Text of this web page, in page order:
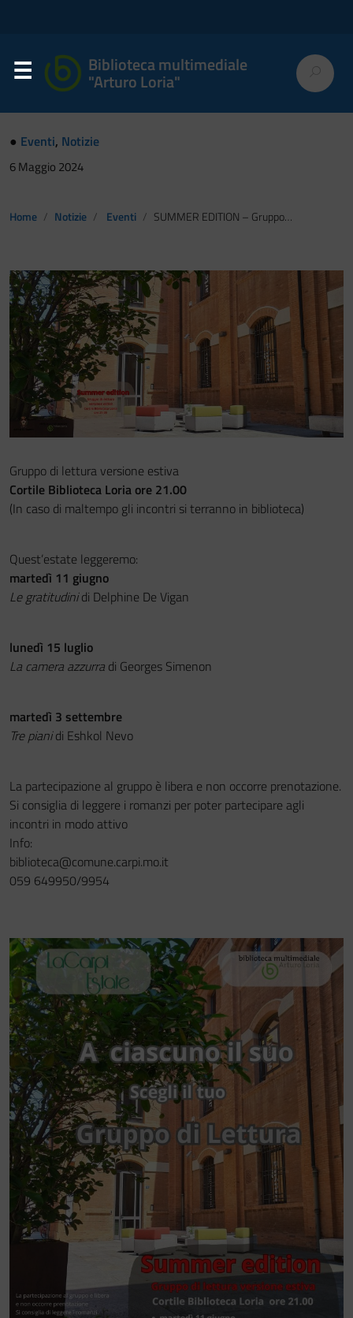
Biblioteca multimediale
"Arturo Loria"
Festa del Racconto
IL CASTELLO DEI RAGAZZI
● Eventi, Notizie
6 Maggio 2024
Home Notizie Eventi SUMMER EDITION – Gruppo di lettura versione estiva
Gruppo di lettura versione estiva
Cortile Biblioteca Loria ore 21.00
(In caso di maltempo gli incontri si terranno in biblioteca)
Quest’estate leggeremo:
martedì 11 giugno
Le gratitudinidi Delphine De Vigan
lunedì 15 luglio
La camera azzurra di Georges Simenon
martedì 3 settembre
Tre pianidi Eshkol Nevo
La partecipazione al gruppo è libera e non occorre prenotazione.
Si consiglia di leggere i romanzi per poter partecipare agli
incontri in modo attivo
Info:
biblioteca@comune.carpi.mo.it
059 649950/9954